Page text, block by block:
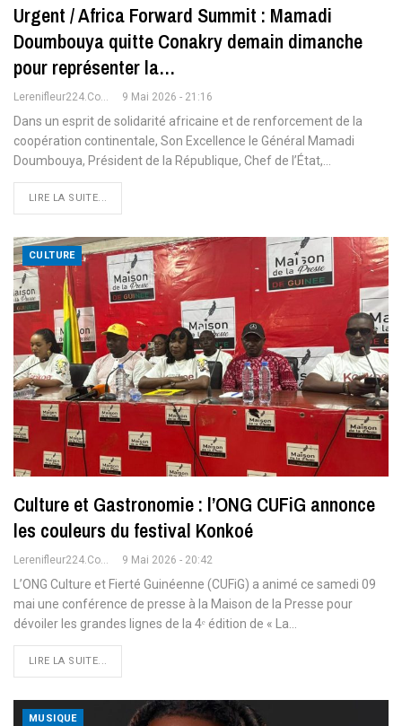
Urgent / Africa Forward Summit : Mamadi
Doumbouya quitte Conakry demain dimanche
pour représenter la…
9 Mai 2026 - 21:16
Dans un esprit de solidarité africaine et de renforcement de la
coopération continentale, Son Excellence le Général Mamadi
Doumbouya, Président de la République, Chef de l’État,
LIRE LA SUITE...
CULTURE
Culture et Gastronomie : l’ONG CUFiG annonce
les couleurs du festival Konkoé
Lerenifleur224.com 9 Mai 2026 - 20:42
L’ONG Culture et Fierté Guinéenne (CUFiG) a animé ce samedi 09
mai une conférence de presse à la Maison de la Presse pour
dévoiler les grandes lignes de la 4ᵉ édition de « La
LIRE LA SUITE...
MUSIQUE